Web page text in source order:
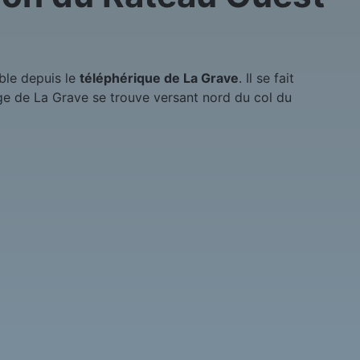
depuis le téléphérique de La Grave. Il se fait
de La Grave se trouve versant nord du col du